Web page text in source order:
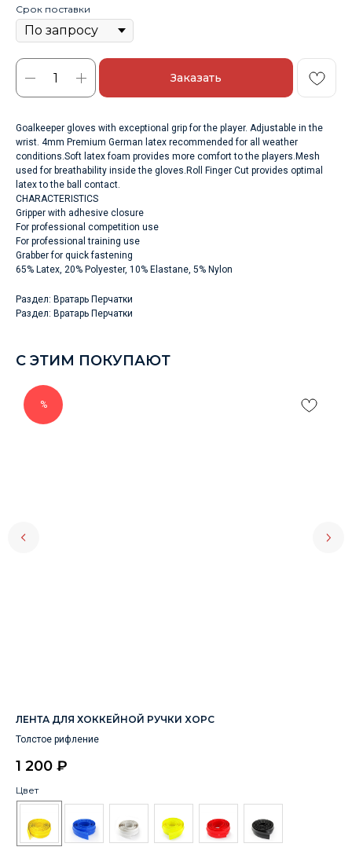
Срок поставки
Заказать
Goalkeeper gloves with exceptional grip for the player. Adjustable in the
wrist. 4mm Premium German latex recommended for all weather
conditions.Soft latex foam provides more comfort to the players.Mesh
used for breathability inside the gloves.Roll Finger Cut provides optimal
latex to the ball contact.
CHARACTERISTICS
Gripper with adhesive closure
For professional competition use
For professional training use
Grabber for quick fastening
65% Latex, 20% Polyester, 10% Elastane, 5% Nylon
Раздел: Вратарь Перчатки
Раздел: Вратарь Перчатки
С ЭТИМ ПОКУПАЮТ
%
ЛЕНТА ДЛЯ ХОККЕЙНОЙ РУЧКИ XOPC
Толстое рифление
1 200 ₽
Цвет